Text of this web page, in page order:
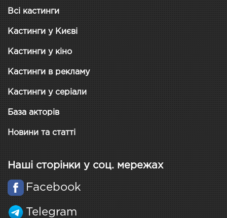
Всі кастинги
Кастинги у Києві
Кастинги у кіно
Кастинги в рекламу
Кастинги у серіали
База акторів
Новини та статті
Наші сторінки у соц. мережах
Facebook
Telegram